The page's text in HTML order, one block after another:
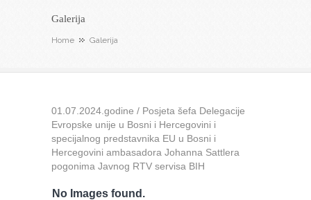
Galerija
Home Galerija
01.07.2024.godine / Posjeta šefa Delegacije
Evropske unije u Bosni i Hercegovini i
specijalnog predstavnika EU u Bosni i
Hercegovini ambasadora Johanna Sattlera
pogonima Javnog RTV servisa BIH
No Images found.